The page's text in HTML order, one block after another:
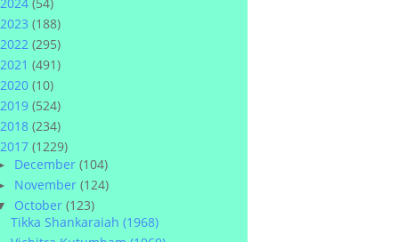
2023 (188)
2022 (295)
2021 (491)
2020 (10)
2019 (524)
2018 (234)
2017 (1229)
December(104)
November(124)
October(123)
Tikka Shankaraiah (1968)